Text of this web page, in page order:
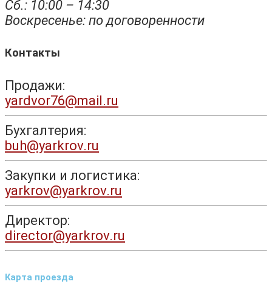
Сб.: 10:00 – 14:30
Воскресенье: по договоренности
Контакты
Продажи:
yardvor76@mail.ru
Бухгалтерия:
buh@yarkrov.ru
Закупки и логистика:
yarkrov@yarkrov.ru
Директор:
director@yarkrov.ru
Карта проезда